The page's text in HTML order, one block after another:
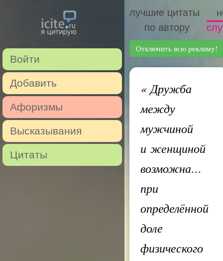
Войти
Добавить
Афоризмы
Высказывания
Цитаты
лучшие цитаты
по автору
Отключить всю рекламу!
«Дружба
между
мужчиной
и женщиной
возможна…
при
определённой
доле
физического